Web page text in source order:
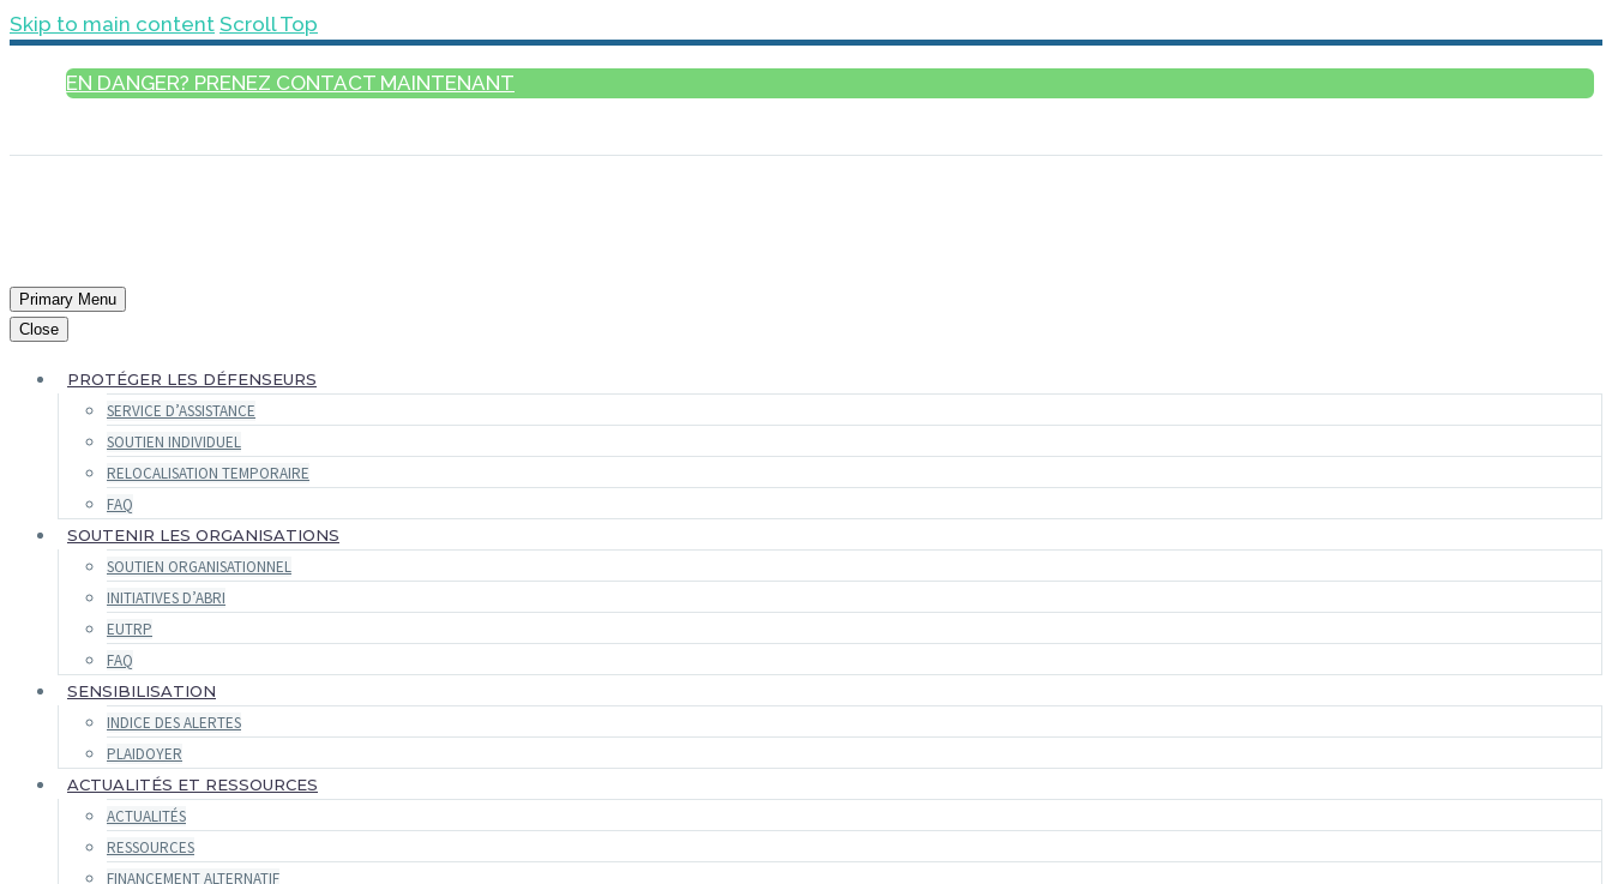
Skip to main content Scroll Top
EN DANGER? PRENEZ CONTACT MAINTENANT
Primary Menu
Close
PROTÉGER LES DÉFENSEURS
SERVICE D’ASSISTANCE
SOUTIEN INDIVIDUEL
RELOCALISATION TEMPORAIRE
FAQ
SOUTENIR LES ORGANISATIONS
SOUTIEN ORGANISATIONNEL
INITIATIVES D’ABRI
EUTRP
FAQ
SENSIBILISATION
INDICE DES ALERTES
PLAIDOYER
ACTUALITÉS ET RESSOURCES
ACTUALITÉS
RESSOURCES
FINANCEMENT ALTERNATIF